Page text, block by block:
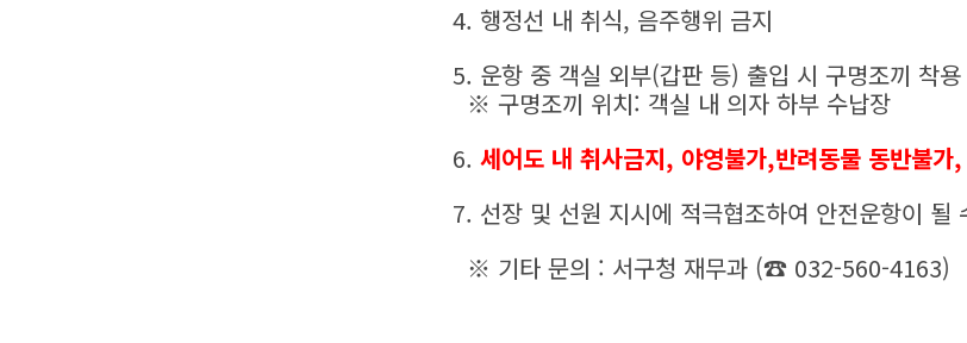
4. 행정선 내 취식, 음주행위 금지
5. 운항 중 객실 외부(갑판 등) 출입 시 구명조끼 착
※ 구명조끼 위치: 객실 내 의자 하부 수납장
6. 세어도 내 취사금지, 야영불가,반려동물 동반불가
7. 선장 및 선원 지시에 적극협조하여 안전운항이 될
※ 기타 문의 : 서구청 재무과 (☎ 032-560-4163)